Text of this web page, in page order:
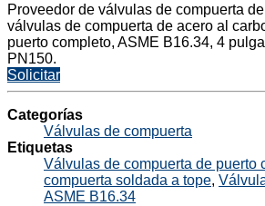
Proveedor de válvulas de compuerta
válvulas de compuerta de acero al
puerto completo, ASME B16.34, 4
PN150.
Solicitar
Categorías
Válvulas de compuerta
Etiquetas
Válvulas de compuerta de puerto
compuerta soldada a tope,
ASME B16.34